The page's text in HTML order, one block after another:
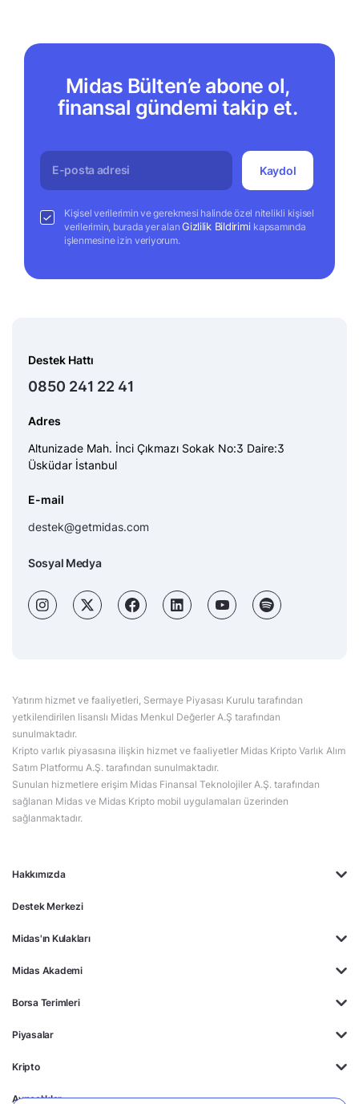
Midas Bülten’e abone ol,
finansal gündemi takip et.
Kaydol
Kişisel verilerimin ve gerekmesi halinde özel nitelikli kişisel
verilerimin, burada yer alanGizlilik Bildirimi kapsamında
işlenmesine izin veriyorum.
Hakkımızda
Destek Merkezi
Midas'ın Kulakları
Midas Akademi
Borsa Terimleri
Piyasalar
Kripto
Ayrıcalıklar
Destek Hattı
0850 241 22 41
Adres
Altunizade Mah. İnci Çıkmazı Sokak No:3 Daire:3
Üsküdar İstanbul
E-mail
destek@getmidas.com
Sosyal Medya
Yatırım hizmet ve faaliyetleri, Sermaye Piyasası Kurulu tarafından
yetkilendirilen lisanslı Midas Menkul Değerler A.Ş tarafından
sunulmaktadır.
Kripto varlık piyasasına ilişkin hizmet ve faaliyetler Midas Kripto Varlık Alım
Satım Platformu A.Ş. tarafından sunulmaktadır.
Sunulan hizmetlere erişim Midas Finansal Teknolojiler A.Ş. tarafından
sağlanan Midas ve Midas Kripto mobil uygulamaları üzerinden
sağlanmaktadır.